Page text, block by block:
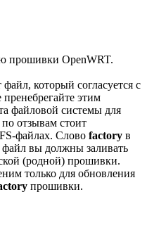
прошивки OpenWRT.
который согласуется с
этим
файловой системы для
по отзывам стоит
файлах. Слово factory в
файл вы должны заливать
(родной) прошивки.
только для обновления
прошивки.